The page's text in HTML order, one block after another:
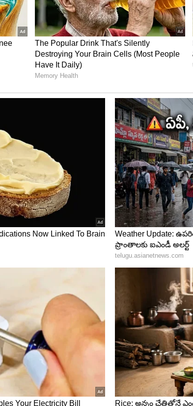
ఎందుకు తీసుకుంటున్నాడనేది నా ఊహకు అందడం లేదు.
నేనైతే బ్రేక్ లు తీసుకోలేదు. నేను ఎల్లప్పుడూ నా జట్టును
ద్వారా మీకు (హెడ్ కోచ్) మూడు నెలల పాటు విరామం
బ్రేక్ తీసుకోవడం దేనికి..?